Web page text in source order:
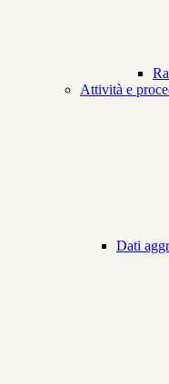
Attività e
Dati